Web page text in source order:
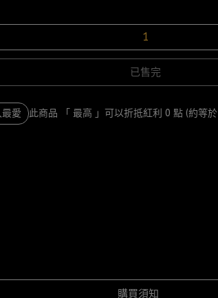
已售完
愛 此商品 「 最高 」可以折抵紅利 0 點 (約等於
購買須知